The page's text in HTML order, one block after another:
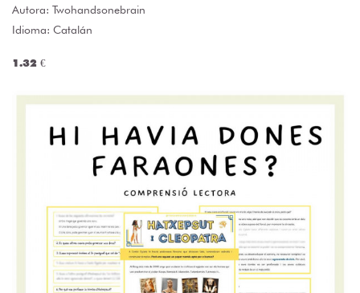
Autora: Twohandsonebrain
Idioma: Catalán
1.32 €